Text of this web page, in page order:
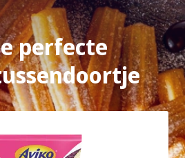
perfecte